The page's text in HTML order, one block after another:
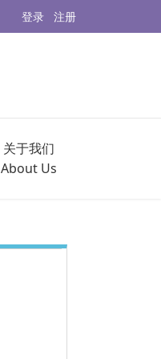
登录 注册
关于我们
About Us